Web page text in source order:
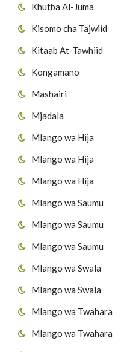
Khutba Al-Juma
Kisomo cha Tajwiid
Kitaab At-Tawhiid
Kongamano
Mashairi
Mjadala
Mlango wa Hija
Mlango wa Hija
Mlango wa Hija
Mlango wa Saumu
Mlango wa Saumu
Mlango wa Saumu
Mlango wa Swala
Mlango wa Swala
Mlango wa Twahara
Mlango wa Twahara